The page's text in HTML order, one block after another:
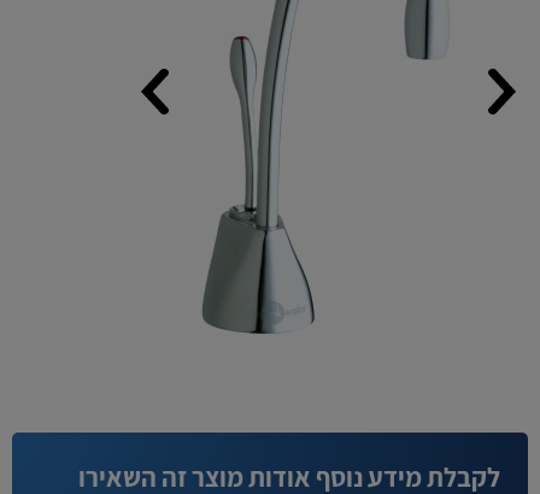
לקבלת מידע נוסף אודות מוצר זה השאירו